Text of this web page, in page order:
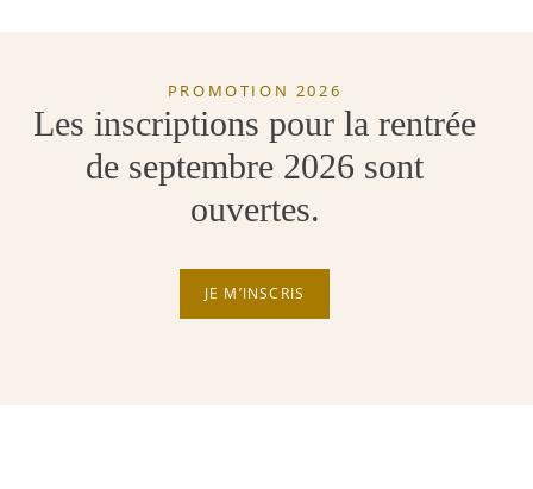
PROMOTION 2026
Les inscriptions pour la rentrée
de septembre 2026 sont
ouvertes.
JE M’INSCRIS